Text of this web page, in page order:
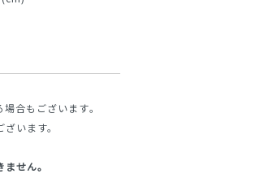
合もございます。
います。
せん。